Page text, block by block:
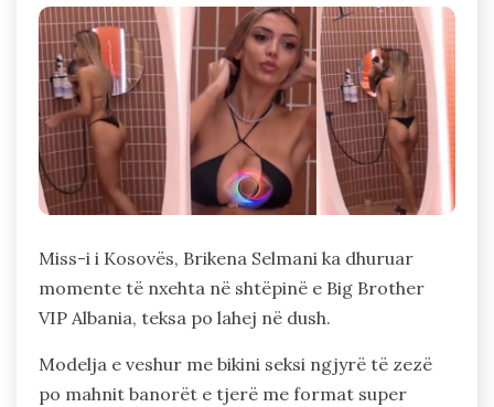
Miss-i i Kosovës, Brikena Selmani ka dhuruar
momente të nxehta në shtëpinë e Big Brother
VIP Albania, teksa po lahej në dush.
Modelja e veshur me bikini seksi ngjyrë të zezë
po mahnit banorët e tjerë me format super